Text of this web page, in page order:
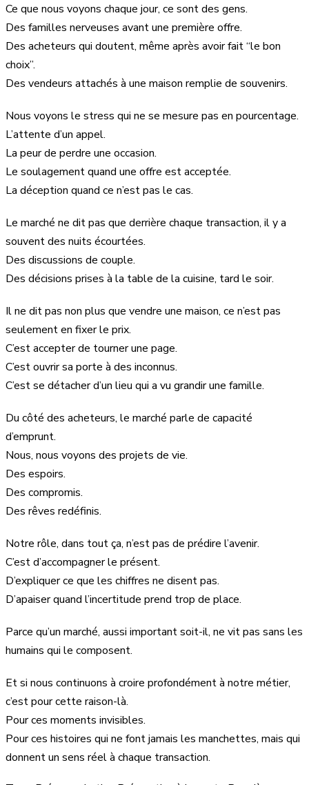
Ce que nous voyons chaque jour, ce sont des gens.
Des familles nerveuses avant une première offre.
Des acheteurs qui doutent, même après avoir fait “le bon
choix”.
Des vendeurs attachés à une maison remplie de souvenirs.
Nous voyons le stress qui ne se mesure pas en pourcentage.
L’attente d’un appel.
La peur de perdre une occasion.
Le soulagement quand une offre est acceptée.
La déception quand ce n’est pas le cas.
Le marché ne dit pas que derrière chaque transaction, il y a
souvent des nuits écourtées.
Des discussions de couple.
Des décisions prises à la table de la cuisine, tard le soir.
Il ne dit pas non plus que vendre une maison, ce n’est pas
seulement en fixer le prix.
C’est accepter de tourner une page.
C’est ouvrir sa porte à des inconnus.
C’est se détacher d’un lieu qui a vu grandir une famille.
Du côté des acheteurs, le marché parle de capacité
d’emprunt.
Nous, nous voyons des projets de vie.
Des espoirs.
Des compromis.
Des rêves redéfinis.
Notre rôle, dans tout ça, n’est pas de prédire l’avenir.
C’est d’accompagner le présent.
D’expliquer ce que les chiffres ne disent pas.
D’apaiser quand l’incertitude prend trop de place.
Parce qu’un marché, aussi important soit-il, ne vit pas sans les
humains qui le composent.
Et si nous continuons à croire profondément à notre métier,
c’est pour cette raison-là.
Pour ces moments invisibles.
Pour ces histoires qui ne font jamais les manchettes, mais qui
donnent un sens réel à chaque transaction.